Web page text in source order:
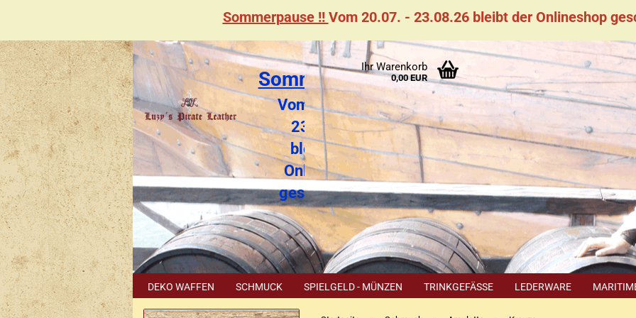
Suchen
Sommerpause
Vom 20.07. -
23.08.26
bleibt der
Onlineshop
geschlossen
Ihr Warenkorb
0,00 EUR
Sommerpause !! Vom 20.07. - 23.08.26 bleibt der Onlineshop
DEKO WAFFEN SCHMUCK SPIELGELD - MÜNZEN TRINKGEFÄSSE LEDERWARE
SONDERPOSTEN GUTSCHEIN